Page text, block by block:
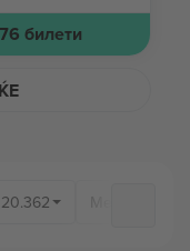
76 билети
20.362